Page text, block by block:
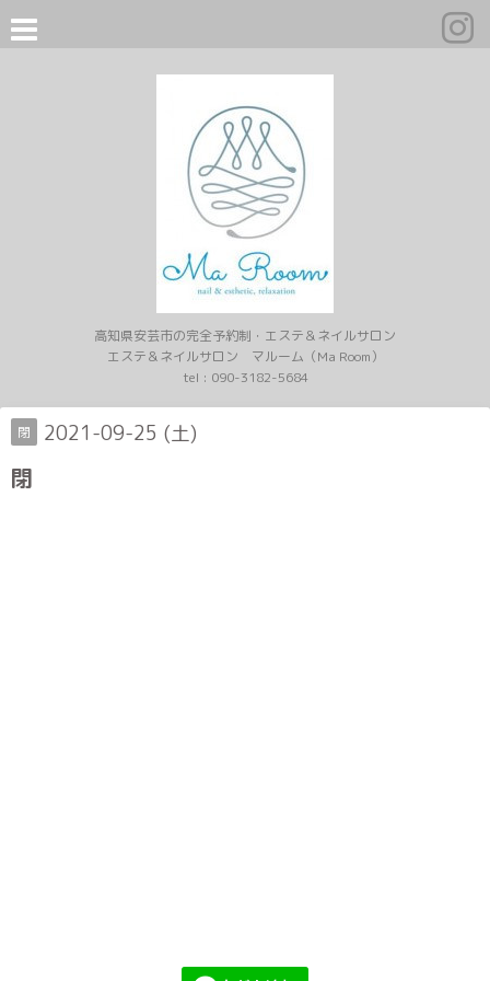
高知県安芸市の完全予約制・エステ＆ネイルサロン
エステ＆ネイルサロン マルーム（Ma Room）
tel : 090-3182-5684
閉 2021-09-25 (土)
閉